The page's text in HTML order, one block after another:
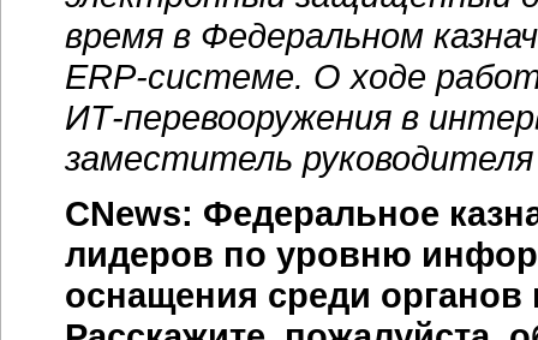
время в Федеральном
ERP-системе. О ходе
ИТ-перевооружения в
заместитель
CNews: Федеральное
лидеров по уровню
оснащения среди органов